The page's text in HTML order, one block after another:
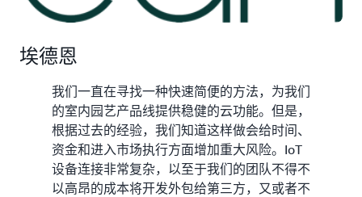
埃德恩
我们一直在寻找一种快速简便的方法，为我们
的室内园艺产品线提供稳健的云功能。但是，
根据过去的经验，我们知道这样做会给时间、
资金和进入市场执行方面增加重大风险。IoT
设备连接非常复杂，以至于我们的团队不得不
以高昂的成本将开发外包给第三方，又或者不